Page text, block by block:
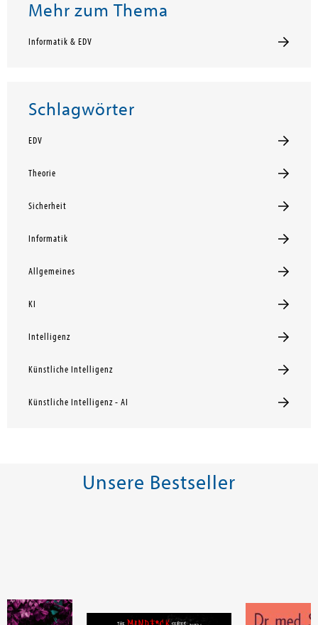
Mehr zum Thema
Informatik & EDV
Schlagwörter
EDV
Theorie
Sicherheit
Informatik
Allgemeines
KI
Intelligenz
Künstliche Intelligenz
Künstliche Intelligenz - AI
Unsere Bestseller